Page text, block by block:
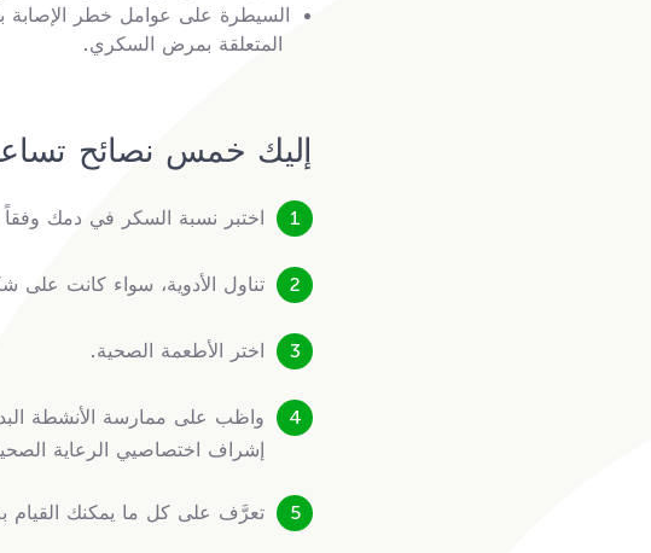
السيطرة على عوامل خطر الإصابة
المتعلقة بمرض السكري.
إليك خمس نصائح
اختبر نسبة السكر في دمك وفقاً
تناول الأدوية، سواء كانت
اختر الأطعمة الصحية.
واظب على ممارسة الأنشطة
إشراف اختصاصيي الرعاية
تعرَّف على كل ما يمكنك القيام